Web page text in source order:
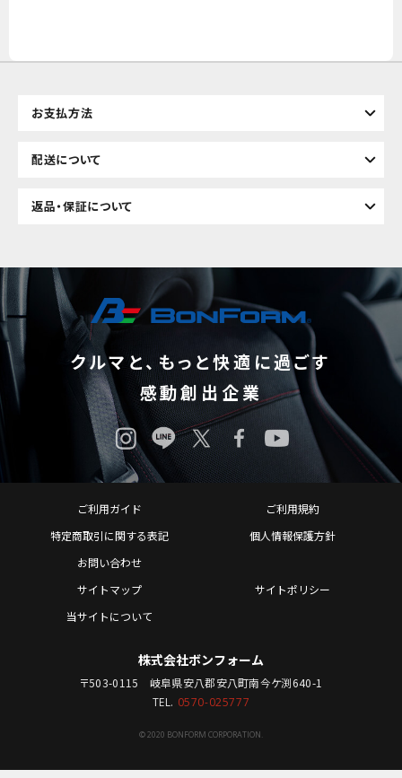
お支払方法
配送について
返品・保証について
クルマと、もっと快適に過ごす
感動創出企業
ご利用ガイド
ご利用規約
特定商取引に関する表記
個人情報保護方針
お問い合わせ
サイトマップ
サイトポリシー
当サイトについて
株式会社ボンフォーム
〒503-0115 岐阜県安八郡安八町南今ケ渕640-1
TEL. 0570-025777
© 2020 BONFORM CORPORATION.